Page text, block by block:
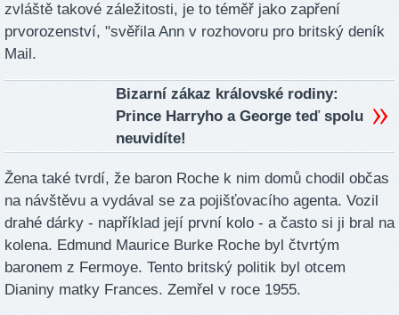
zvláště takové záležitosti, je to téměř jako zapření
prvorozenství, "svěřila Ann v rozhovoru pro britský deník
Mail.
Bizarní zákaz královské rodiny:
Prince Harryho a George teď spolu
neuvidíte!
Žena také tvrdí, že baron Roche k nim domů chodil občas
na návštěvu a vydával se za pojišťovacího agenta. Vozil
drahé dárky - například její první kolo - a často si ji bral na
kolena. Edmund Maurice Burke Roche byl čtvrtým
baronem z Fermoye. Tento britský politik byl otcem
Dianiny matky Frances. Zemřel v roce 1955.